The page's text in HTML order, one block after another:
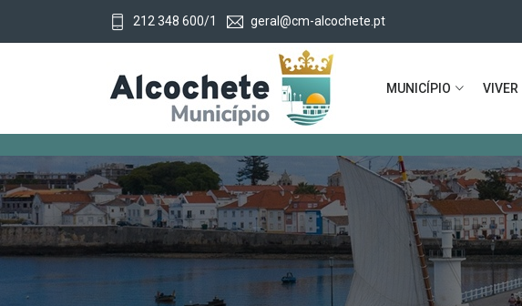
212 348 600/1 geral@cm-alcochete.pt
MUNICÍPIO VIVER